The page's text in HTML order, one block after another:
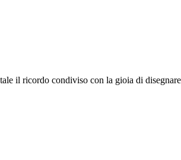
il ricordo condiviso con la gioia di